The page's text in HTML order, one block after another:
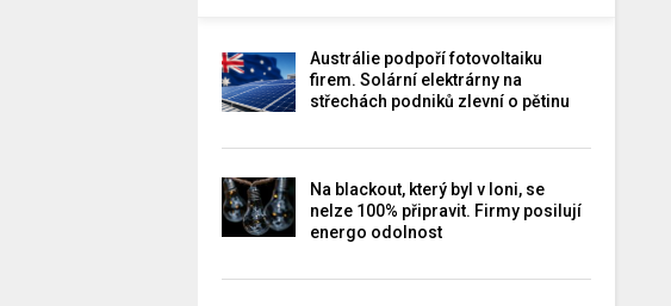
Austrálie podpoří fotovoltaiku
firem. Solární elektrárny na
střechách podniků zlevní o pětinu
Na blackout, který byl v loni, se
nelze 100% připravit. Firmy posilují
energo odolnost